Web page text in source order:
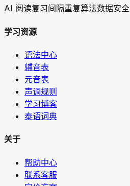
AI 阅读复习间隔重复算法数据安全
学习资源
语法中心
辅音表
元音表
声调规则
学习博客
泰语词典
关于
帮助中心
联系客服